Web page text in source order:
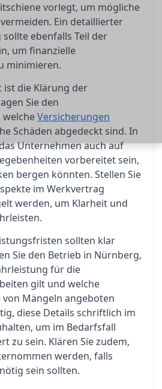
vorlegt, um mögliche
Ein detaillierter
ebenfalls Teil der
um finanzielle
minimieren.
ist die Klärung der
Sie den
welcheVersicherungen
Schäden abgedeckt sind. In
Unternehmen auch auf
vorbereitet sein,
bergen könnten. Stellen Sie
im Werkvertrag
werden, um Klarheit und
sollten klar
Sie den Betrieb in Nürnberg,
für die
gilt und welche
von Mängeln angeboten
diese Details schriftlich im
um im Bedarfsfall
zu sein. Klären Sie zudem,
werden, falls
sein sollten.